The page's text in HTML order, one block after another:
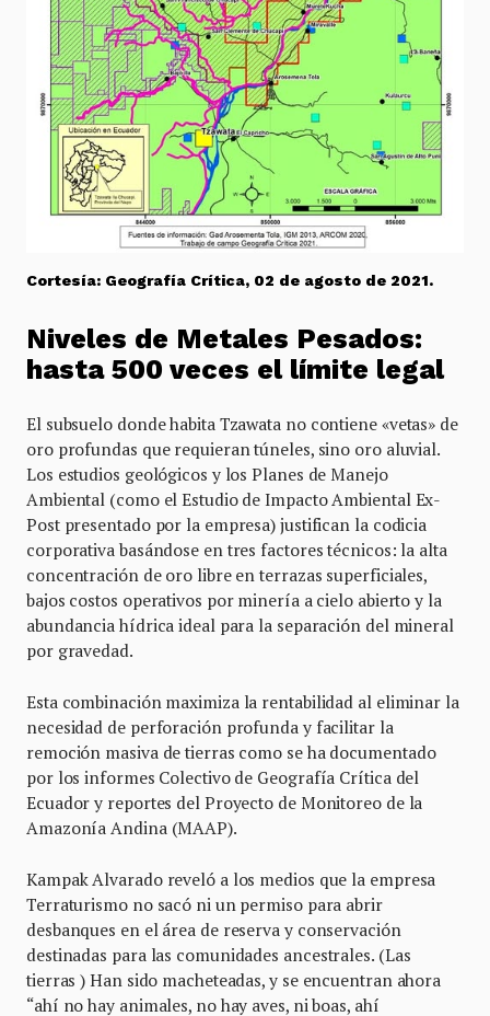
Cortesía: Geografía Crítica, 02 de agosto de 2021.
Niveles de Metales Pesados:
hasta 500 veces el límite legal
El subsuelo donde habita Tzawata no contiene «vetas» de
oro profundas que requieran túneles, sino oro aluvial.
Los estudios geológicos y los Planes de Manejo
Ambiental (como el Estudio de Impacto Ambiental Ex-
Post presentado por la empresa) justifican la codicia
corporativa basándose en tres factores técnicos: la alta
concentración de oro libre en terrazas superficiales,
bajos costos operativos por minería a cielo abierto y la
abundancia hídrica ideal para la separación del mineral
por gravedad.
Esta combinación maximiza la rentabilidad al eliminar la
necesidad de perforación profunda y facilitar la
remoción masiva de tierras como se ha documentado
por los informes Colectivo de Geografía Crítica del
Ecuador y reportes del Proyecto de Monitoreo de la
Amazonía Andina (MAAP).
Kampak Alvarado reveló a los medios que la empresa
Terraturismo no sacó ni un permiso para abrir
desbanques en el área de reserva y conservación
destinadas para las comunidades ancestrales. (Las
tierras ) Han sido macheteadas, y se encuentran ahora
“ahí no hay animales, no hay aves, ni boas, ahí